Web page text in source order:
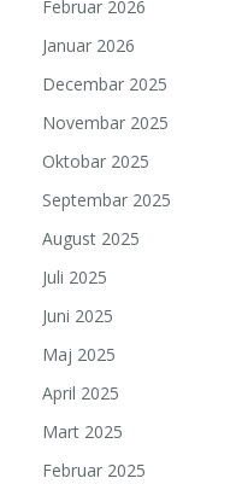
Februar 2026
Januar 2026
Decembar 2025
Novembar 2025
Oktobar 2025
Septembar 2025
August 2025
Juli 2025
Juni 2025
Maj 2025
April 2025
Mart 2025
Februar 2025